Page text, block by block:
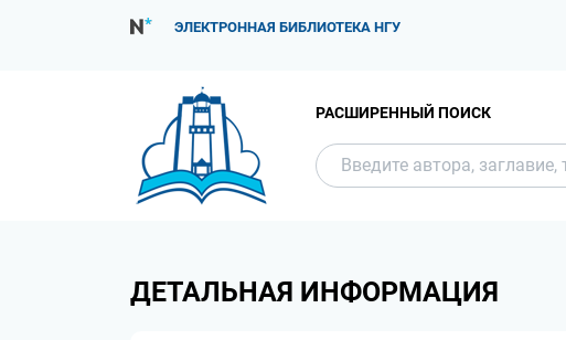
ЭЛЕКТРОННАЯ БИБЛИОТЕКА НГУ
РАСШИРЕННЫЙ ПОИСК
ДЕТАЛЬНАЯ ИНФОРМАЦИЯ